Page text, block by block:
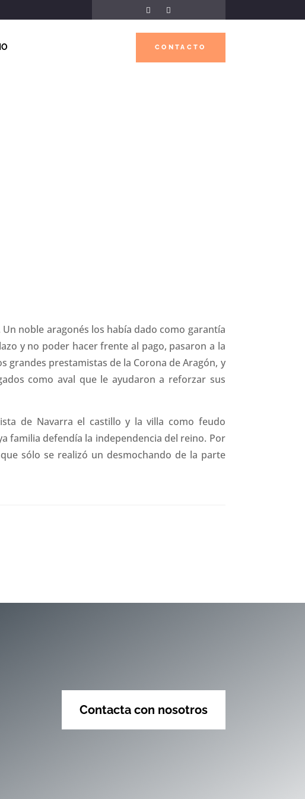
CONTACTO
noble aragonés los había dado como garantía
y no poder hacer frente al pago, pasaron a la
grandes prestamistas de la Corona de Aragón, y
como aval que le ayudaron a reforzar sus
de Navarra el castillo y la villa como feudo
familia defendía la independencia del reino. Por
sólo se realizó un desmochando de la parte
Contacta con nosotros